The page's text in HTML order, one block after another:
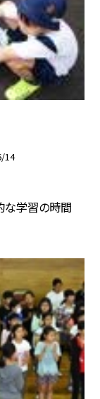
14
な学習の時間